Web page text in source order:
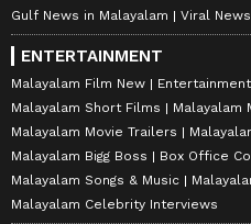
Gulf News in Malayalam
Viral News
ENTERTAINMENT
Malayalam Film New
Malayalam Short Films
Malayalam
Malayalam Movie Trailers
Malayalam Bigg Boss
Box Office
Malayalam Songs & Music
Malayalam Celebrity Interviews